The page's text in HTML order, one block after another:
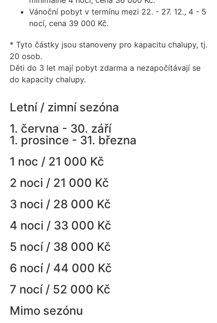
Vánoční pobyt v termínu mezi 22. - 27. 12., 4 - 5
nocí, cena 39 000 Kč.
* Tyto částky jsou stanoveny pro kapacitu chalupy, tj.
20 osob.
Děti do 3 let mají pobyt zdarma a nezapočítávají se
do kapacity chalupy.
Letní / zimní sezóna
1. června - 30. září
1. prosince - 31. března
1 noc / 21 000 Kč
2 noci / 21 000 Kč
3 noci / 28 000 Kč
4 noci / 33 000 Kč
5 nocí / 38 000 Kč
6 nocí / 44 000 Kč
7 nocí / 52 000 Kč
Mimo sezónu